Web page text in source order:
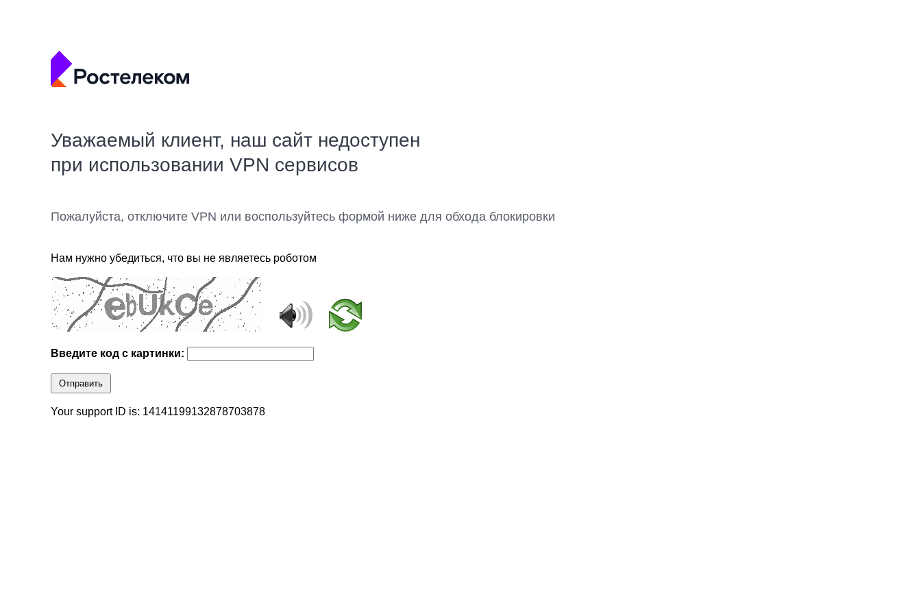
Уважаемый клиент, наш сайт недоступен
при использовании VPN сервисов
Пожалуйста, отключите VPN или воспользуйтесь формой ниже для обхода блокировки
Нам нужно убедиться, что вы не являетесь роботом
Введите код с картинки:
Отправить
Your support ID is: 14141199132878703878